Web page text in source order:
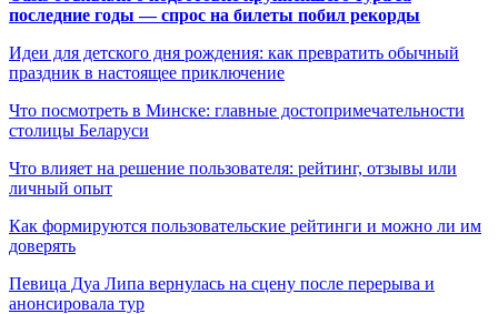
последние годы — спрос на билеты побил рекорды
Идеи для детского дня рождения: как превратить обычный
праздник в настоящее приключение
Что посмотреть в Минске: главные достопримечательности
столицы Беларуси
Что влияет на решение пользователя: рейтинг, отзывы или
личный опыт
Как формируются пользовательские рейтинги и можно ли им
доверять
Певица Дуа Липа вернулась на сцену после перерыва и
анонсировала тур